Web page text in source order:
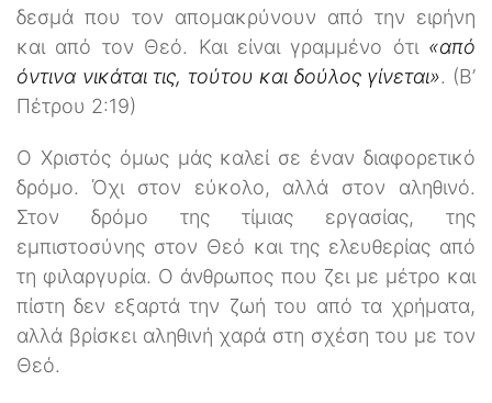
δεσμά που τον απομακρύνουν από την ειρήνη
και από τον Θεό. Και είναι γραμμένο ότι «από
όντινα νικάται τις, τούτου και δούλος γίνεται». (Β’
Πέτρου 2:19)
Ο Χριστός όμως μάς καλεί σε έναν διαφορετικό
δρόμο. Όχι στον εύκολο, αλλά στον αληθινό.
Στον δρόμο της τίμιας εργασίας, της
εμπιστοσύνης στον Θεό και της ελευθερίας από
τη φιλαργυρία. Ο άνθρωπος που ζει με μέτρο και
πίστη δεν εξαρτά την ζωή του από τα χρήματα,
αλλά βρίσκει αληθινή χαρά στη σχέση του με τον
Θεό.